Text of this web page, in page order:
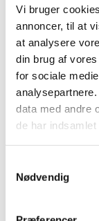
Vi bruger
annoncer, til at
at analysere
din brug af
for sociale
data med andre
de har
Nødvendig
At skabe
for en
At
arbejde
sektoren.
Cirka 45
at afprøve
folkeskolen.